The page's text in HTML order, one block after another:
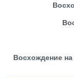
Восхождение